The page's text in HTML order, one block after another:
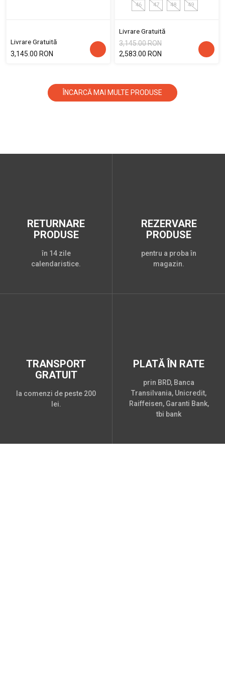
Livrare Gratuită
3,145.00 RON
46 47 48 49
Livrare Gratuită
3,145.00 RON
2,583.00 RON
ÎNCARCĂ MAI MULTE PRODUSE
RETURNARE
PRODUSE
în 14 zile
calendaristice.
REZERVARE
PRODUSE
pentru a proba în
magazin.
TRANSPORT
GRATUIT
la comenzi de peste 200
lei.
PLATĂ ÎN RATE
prin BRD, Banca
Transilvania, Unicredit,
Raiffeisen, Garanti Bank,
tbi bank